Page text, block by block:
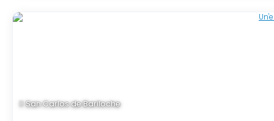
San Carlos de Bariloche